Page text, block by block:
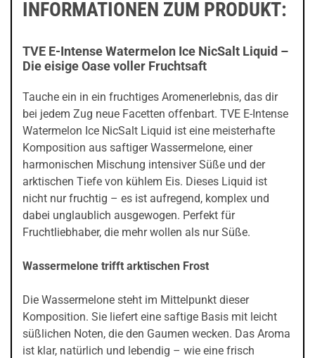
INFORMATIONEN ZUM PRODUKT:
TVE E-Intense Watermelon Ice NicSalt Liquid –
Die eisige Oase voller Fruchtsaft
Tauche ein in ein fruchtiges Aromenerlebnis, das dir
bei jedem Zug neue Facetten offenbart. TVE E-Intense
Watermelon Ice NicSalt Liquid ist eine meisterhafte
Komposition aus saftiger Wassermelone, einer
harmonischen Mischung intensiver Süße und der
arktischen Tiefe von kühlem Eis. Dieses Liquid ist
nicht nur fruchtig – es ist aufregend, komplex und
dabei unglaublich ausgewogen. Perfekt für
Fruchtliebhaber, die mehr wollen als nur Süße.
Wassermelone trifft arktischen Frost
Die Wassermelone steht im Mittelpunkt dieser
Komposition. Sie liefert eine saftige Basis mit leicht
süßlichen Noten, die den Gaumen wecken. Das Aroma
ist klar, natürlich und lebendig – wie eine frisch